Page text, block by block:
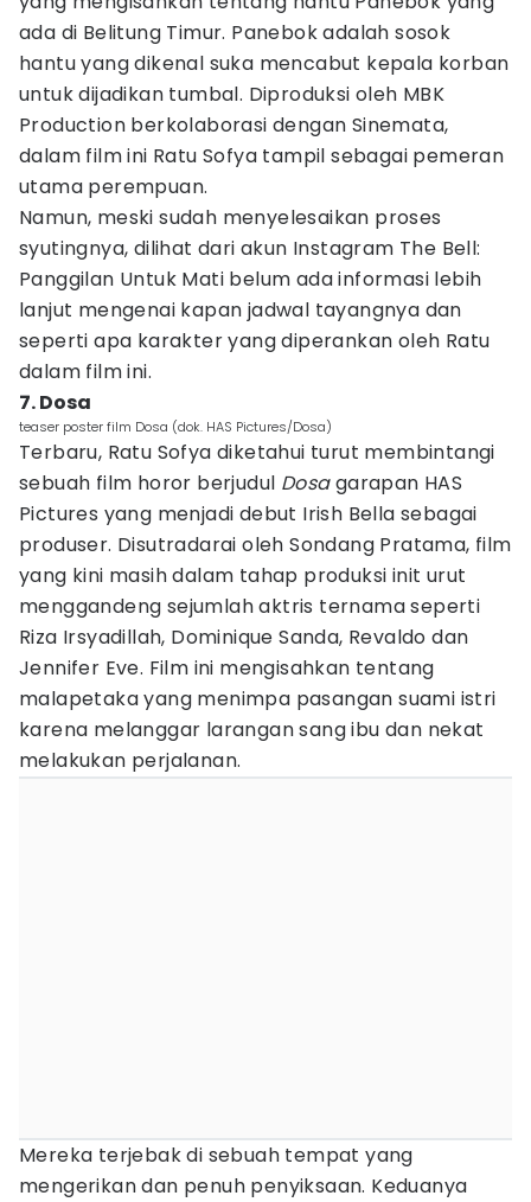
ada di Belitung Timur. Panebok adalah sosok
hantu yang dikenal suka mencabut kepala korban
untuk dijadikan tumbal. Diproduksi oleh MBK
Production berkolaborasi dengan Sinemata,
dalam film ini Ratu Sofya tampil sebagai pemeran
utama perempuan.
Namun, meski sudah menyelesaikan proses
syutingnya, dilihat dari akun Instagram The Bell:
Panggilan Untuk Mati belum ada informasi lebih
lanjut mengenai kapan jadwal tayangnya dan
seperti apa karakter yang diperankan oleh Ratu
dalam film ini.
7. Dosa
teaser poster film Dosa (dok. HAS Pictures/Dosa)
Terbaru, Ratu Sofya diketahui turut membintangi
sebuah film horor berjudul Dosagarapan HAS
Pictures yang menjadi debut Irish Bella sebagai
produser. Disutradarai oleh Sondang Pratama, film
yang kini masih dalam tahap produksi init urut
menggandeng sejumlah aktris ternama seperti
Riza Irsyadillah, Dominique Sanda, Revaldo dan
Jennifer Eve. Film ini mengisahkan tentang
malapetaka yang menimpa pasangan suami istri
karena melanggar larangan sang ibu dan nekat
melakukan perjalanan.
Mereka terjebak di sebuah tempat yang
mengerikan dan penuh penyiksaan. Keduanya